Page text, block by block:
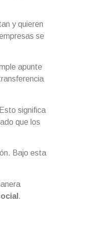
y quieren
se
apunte
significa
que los
Bajo esta
.